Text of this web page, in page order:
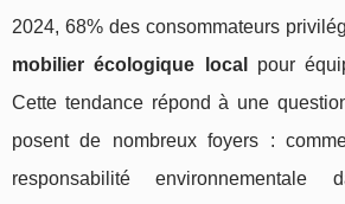
2024, 68% des consommateurs
mobilier écologique local
pour
Cette tendance répond à une
posent de nombreux foyers :
responsabilité